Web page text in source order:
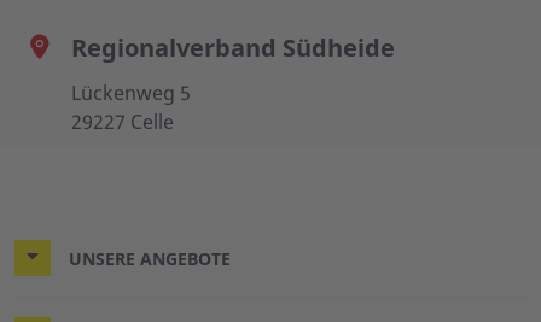
Regionalverband Südheide
Lückenweg 5
29227 Celle
UNSERE ANGEBOTE